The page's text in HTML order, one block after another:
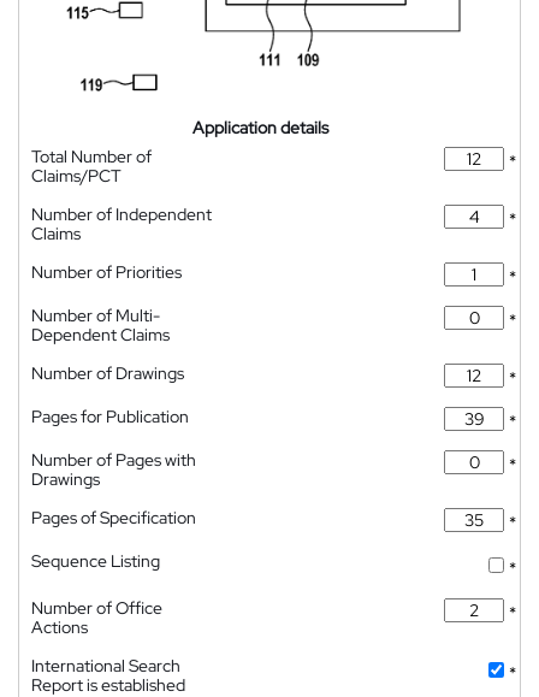
Application details
Total Number of
Claims/PCT
*
Number of Independent
Claims
*
Number of Priorities
*
Number of Multi-
Dependent Claims
*
Number of Drawings
*
Pages for Publication
*
Number of Pages with
Drawings
*
Pages of Specification
*
Sequence Listing
*
Number of Office
Actions
*
International Search
Report is established
*